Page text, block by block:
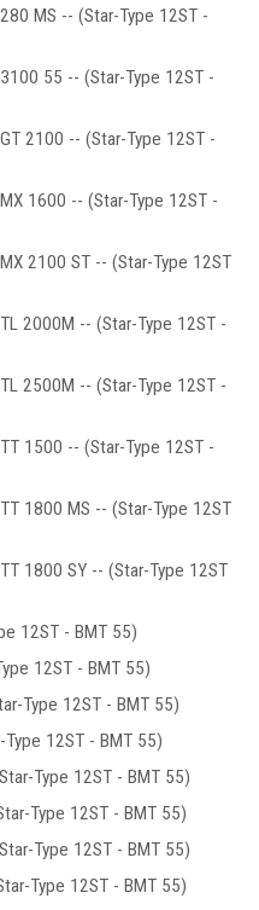
280 MS -- (Star-Type 12ST -
3100 55 -- (Star-Type 12ST -
GT 2100 -- (Star-Type 12ST -
MX 1600 -- (Star-Type 12ST -
MX 2100 ST -- (Star-Type 12ST
TL 2000M -- (Star-Type 12ST -
TL 2500M -- (Star-Type 12ST -
TT 1500 -- (Star-Type 12ST -
TT 1800 MS -- (Star-Type 12ST
TT 1800 SY -- (Star-Type 12ST
12ST - BMT 55)
12ST - BMT 55)
Type 12ST - BMT 55)
Type 12ST - BMT 55)
Type 12ST - BMT 55)
Type 12ST - BMT 55)
Type 12ST - BMT 55)
Type 12ST - BMT 55)